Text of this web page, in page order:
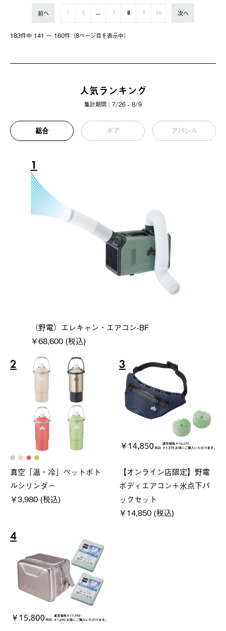
183件中 141 〜 160件（8ページ⽬を表⽰中）
前へ 2 ... 7 8 9 10 次へ
人気ランキング
集計期間 : 7/26 - 8/9
総合 ギア アパレル
1
（野電）エレキャン・エアコン-BF
￥68,600 (税込)
2
真空「温・冷」ペットボト
ルシリンダー
￥3,980 (税込)
3
【オンライン店限定】野電
ボディエアコン＋氷点下パ
ックセット
￥14,850 (税込)
4